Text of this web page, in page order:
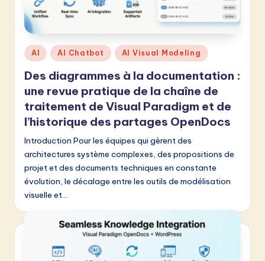
e
n
c
-
L
a
t
e
s
t
in
Posted
in
AI AI Chatbot AI Visual Modeling
Des diagrammes à la documentation :
une revue pratique de la chaîne de
traitement de Visual Paradigm et de
l’historique des partages OpenDocs
Introduction Pour les équipes qui gèrent des
architectures système complexes, des propositions de
projet et des documents techniques en constante
évolution, le décalage entre les outils de modélisation
visuelle et…